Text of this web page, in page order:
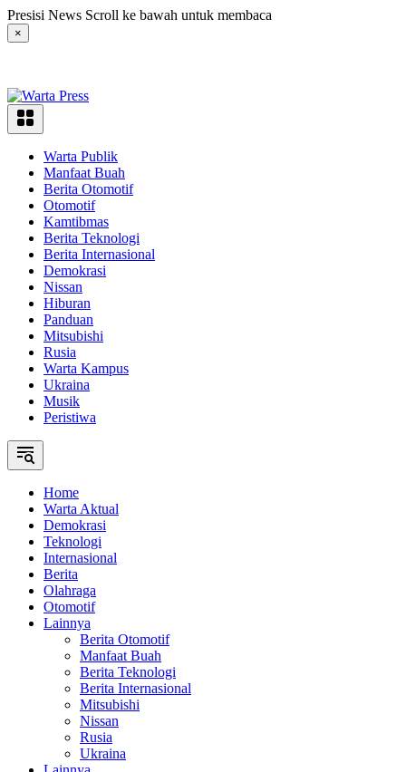
Langsung
ke
konten
Presisi News Scroll ke bawah untuk membaca
×
Warta Publik
Manfaat Buah
Berita Otomotif
Otomotif
Kamtibmas
Berita Teknologi
Berita Internasional
Demokrasi
Nissan
Hiburan
Panduan
Mitsubishi
Rusia
Warta Kampus
Ukraina
Musik
Peristiwa
Home
Warta Aktual
Demokrasi
Teknologi
Internasional
Berita
Olahraga
Otomotif
Lainnya
Berita Otomotif
Manfaat Buah
Berita Teknologi
Berita Internasional
Mitsubishi
Nissan
Rusia
Ukraina